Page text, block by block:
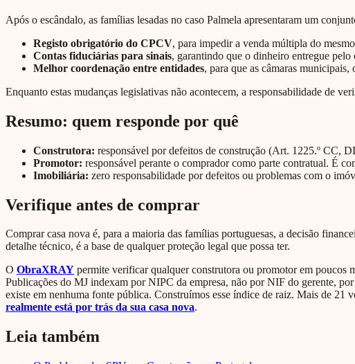
Após o escândalo, as famílias lesadas no caso Palmela apresentaram um
Registo obrigatório do CPCV, para impedir a venda múltipla do
Contas fiduciárias para sinais, garantindo que o dinheiro entregue
Melhor coordenação entre entidades, para que as câmaras
Enquanto estas mudanças legislativas não acontecem, a responsabilidade de
Resumo: quem responde por quê
Construtora: responsável por defeitos de construção (Art. 1225.º CC,
Promotor: responsável perante o comprador como parte contratual. É
Imobiliária: zero responsabilidade por defeitos ou problemas com o
Verifique antes de comprar
Comprar casa nova é, para a maioria das famílias portuguesas, a decisão
detalhe técnico, é a base de qualquer proteção legal que possa ter.
O ObraXRAY permite verificar qualquer construtora ou promotor em poucos
Publicações do MJ indexam por NIPC da empresa, não por NIF do gerente,
existe em nenhuma fonte pública. Construímos esse índice de raiz. Mais de 21
realmente está por trás da sua casa nova.
Leia também